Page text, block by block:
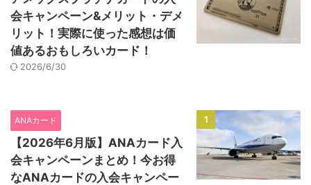
会キャンペーン&メリット・デメ
リット！実際に使った感想は価
値あるおもしろいカード！
2026/6/30
1
ANAカード
【2026年6月版】ANAカード入
会キャンペーンまとめ！今お得
なANAカードの入会キャンペー